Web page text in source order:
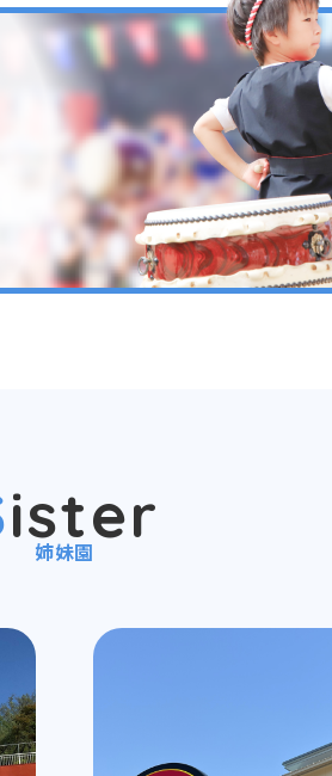
Sister
姉妹園